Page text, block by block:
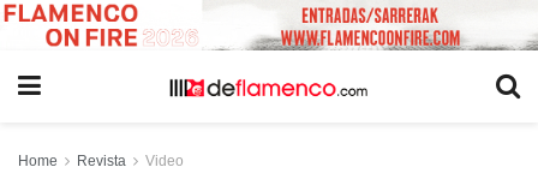
Home Revista Video